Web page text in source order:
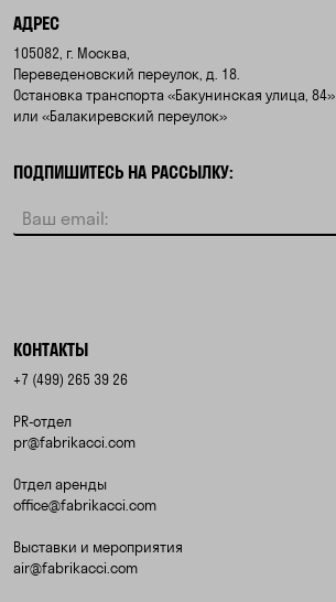
АДРЕС
105082, г. Москва,
Переведеновский переулок, д. 18.
Остановка транспорта «Бакунинская улица, 84»
или «Балакиревский переулок»
ПОДПИШИТЕСЬ НА РАССЫЛКУ:
КОНТАКТЫ
+7 (499) 265 39 26
PR-отдел
pr@fabrikacci.com
Отдел аренды
office@fabrikacci.com
Выставки и мероприятия
air@fabrikacci.com